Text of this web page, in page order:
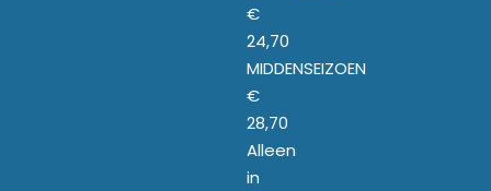
€
24,70
MIDDENSEIZOEN
€
28,70
Alleen
in